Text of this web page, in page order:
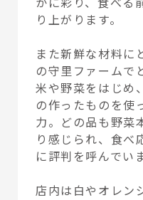
り上がります。
また新鮮な材料に
の守里ファームで
米や野菜をはじめ
の作ったものを使
力。どの品も野菜
り感じられ、食べ
に評判を呼んでい
店内は白やオレン